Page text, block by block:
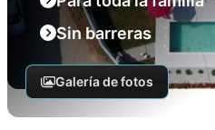
Sin barreras
Galería de fotos